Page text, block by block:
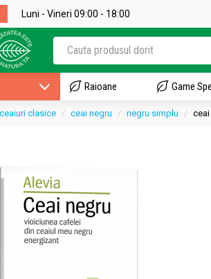
Luni - Vineri 09:00 - 18:00
Raioane Game
ceaiuri clasice ceai negru negru simplu ceai